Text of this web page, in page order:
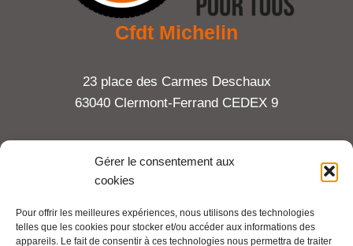
Gérer le consentement aux
cookies
Pour offrir les meilleures expériences, nous utilisons des technologies
telles que les cookies pour stocker et/ou accéder aux informations des
appareils. Le fait de consentir à ces technologies nous permettra de traiter
Cfdt Michelin
23 place des Carmes Deschaux
63040 Clermont-Ferrand CEDEX 9
Tel : 06 65 27 23 81
Mentions légales